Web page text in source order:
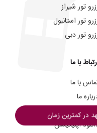
در کمترین زمان
تور شیراز
تور استانبول
تور دبی
با ما
با ما
ما
تیم ما
اپلیکیشن